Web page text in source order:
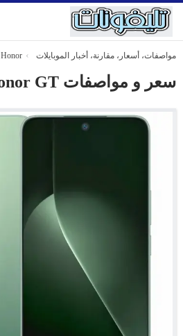
مواصفات، أسعار، مقارنة، أخبار الموبايلات Honor
سعر و مواصفات Honor GT